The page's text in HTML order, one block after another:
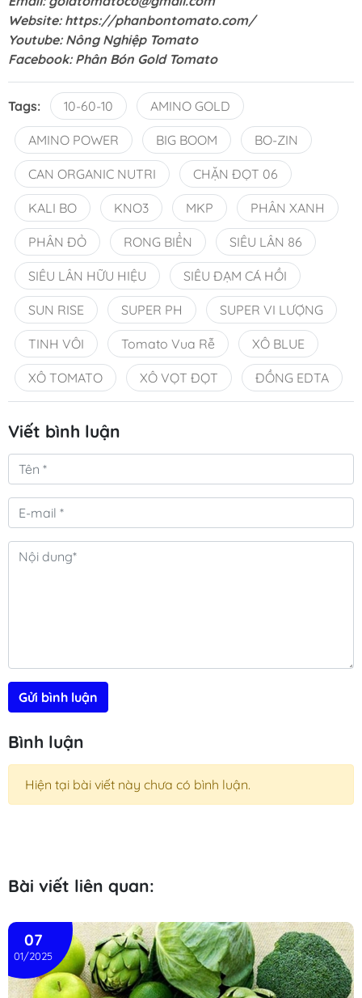
Website: https://phanbontomato.com/
Youtube: Nông Nghiệp Tomato
Facebook: Phân Bón Gold Tomato
Tags: 10-60-10 AMINO GOLD
AMINO POWER BIG BOOM BO-ZIN
CAN ORGANIC NUTRI CHẶN ĐỌT 06
KALI BO KNO3 MKP PHÂN XANH
PHÂN ĐỎ RONG BIỂN SIÊU LÂN 86
SIÊU LÂN HỮU HIỆU SIÊU ĐẠM CÁ HỒI
SUN RISE SUPER PH SUPER VI LƯỢNG
TINH VÔI Tomato Vua Rễ XÔ BLUE
XÔ TOMATO XÔ VỌT ĐỌT ĐỒNG EDTA
Viết bình luận
Gửi bình luận
Bình luận
Hiện tại bài viết này chưa có bình luận.
Bài viết liên quan:
07
01/2025